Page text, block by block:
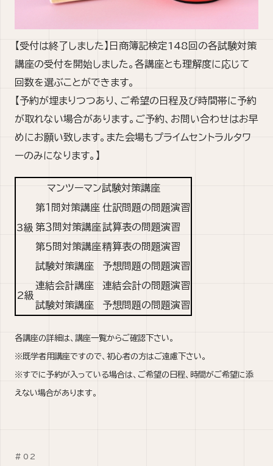
【受付は終了しました】日商簿記検定148回の各試験対策
講座の受付を開始しました。各講座とも理解度に応じて
回数を選ぶことができます。
【予約が埋まりつつあり、ご希望の日程及び時間帯に予約
が取れない場合があります。ご予約、お問い合わせはお早
めにお願い致します。また会場もプライムセントラルタワ
ーのみになります。】
マンツーマン試験対策講座
3級
第１問対策講座 仕訳問題の問題演習
第３問対策講座試算表の問題演習
第５問対策講座精算表の問題演習
試験対策講座
予想問題の問題演習
2級
連結会計講座
連結会計の問題演習
試験対策講座
予想問題の問題演習
各講座の詳細は、講座一覧からご確認下さい。
※既学者用講座ですので、初心者の方はご遠慮下さい。
※すでに予約が入っている場合は、ご希望の日程、時間がご希望に添
えない場合があります。